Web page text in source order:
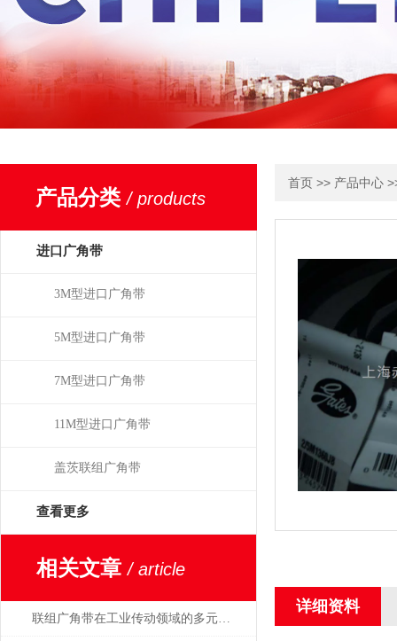
产品分类/ products
进口广角带
3M型进口广角带
5M型进口广角带
7M型进口广角带
11M型进口广角带
盖茨联组广角带
查看更多
相关文章/ article
联组广角带在工业传动领域的多元应用
首页 >> 产品中心
详细资料